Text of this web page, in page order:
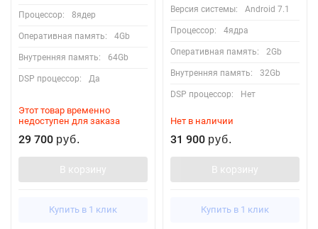
Процессор: 8ядер
Оперативная память: 4Gb
Внутренняя память: 64Gb
DSP процессор: Да
Этот товар временно
недоступен для заказа
29 700 руб.
В корзину
Купить в 1 клик
Версия системы: Android 7.1
Процессор: 4ядра
Оперативная память: 2Gb
Внутренняя память: 32Gb
DSP процессор: Нет
Нет в наличии
31 900 руб.
В корзину
Купить в 1 клик